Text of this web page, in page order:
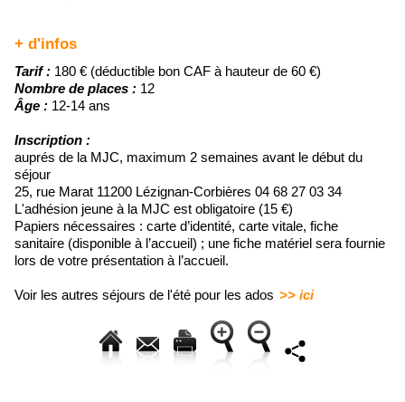
+ d'infos
Tarif : 180 € (déductible bon CAF à hauteur de 60 €)
Nombre de places : 12
Âge : 12-14 ans
Inscription :
auprés de la MJC, maximum 2 semaines avant le début du
séjour
25, rue Marat 11200 Lézignan-Corbières 04 68 27 03 34
L'adhésion jeune à la MJC est obligatoire (15 €)
Papiers nécessaires : carte d’identité, carte vitale, fiche
sanitaire (disponible à l’accueil) ; une fiche matériel sera fournie
lors de votre présentation à l’accueil.
Voir les autres séjours de l'été pour les ados >> ici